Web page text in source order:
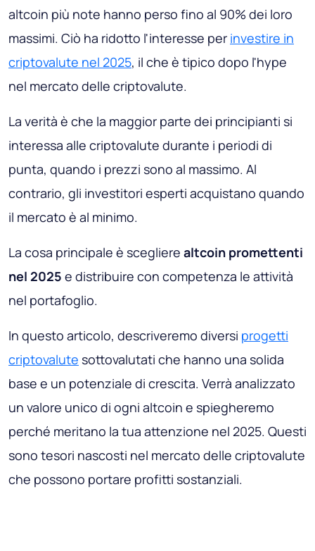
altcoin più note hanno perso fino al 90% dei loro
massimi. Ciò ha ridotto l'interesse per investire in
criptovalute nel 2025, il che è tipico dopo l'hype
nel mercato delle criptovalute.
La verità è che la maggior parte dei principianti si
interessa alle criptovalute durante i periodi di
punta, quando i prezzi sono al massimo. Al
contrario, gli investitori esperti acquistano quando
il mercato è al minimo.
La cosa principale è scegliere altcoin promettenti
nel 2025 e distribuire con competenza le attività
nel portafoglio.
In questo articolo, descriveremo diversi progetti
criptovalute sottovalutati che hanno una solida
base e un potenziale di crescita. Verrà analizzato
un valore unico di ogni altcoin e spiegheremo
perché meritano la tua attenzione nel 2025. Questi
sono tesori nascosti nel mercato delle criptovalute
che possono portare profitti sostanziali.